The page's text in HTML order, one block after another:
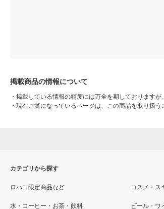
掲載商品の情報について
・ 掲載している情報の精度には万全を期しております
・ 現在ご覧になっているページは、この商品を取り扱
カテゴリから探す
ロハコ限定商品など コスメ・ス
水・コーヒー・お茶・飲料 ビール・ワ